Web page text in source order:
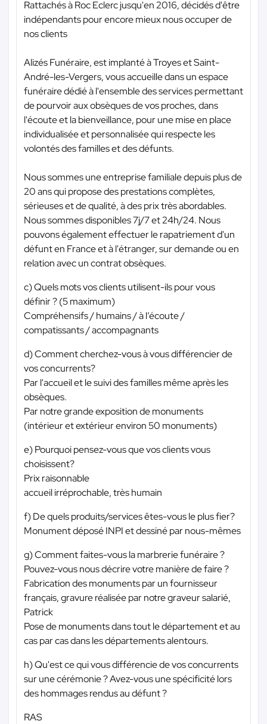
Rattachés à Roc Eclerc jusqu'en 2016, décidés d'être
indépendants pour encore mieux nous occuper de
nos clients
Alizés Funéraire, est implanté à Troyes et Saint-
André-les-Vergers, vous accueille dans un espace
funéraire dédié à l'ensemble des services permettant
de pourvoir aux obsèques de vos proches, dans
l'écoute et la bienveillance, pour une mise en place
individualisée et personnalisée qui respecte les
volontés des familles et des défunts.
Nous sommes une entreprise familiale depuis plus de
20 ans qui propose des prestations complètes,
sérieuses et de qualité, à des prix très abordables.
Nous sommes disponibles 7j/7 et 24h/24. Nous
pouvons également effectuer le rapatriement d'un
défunt en France et à l'étranger, sur demande ou en
relation avec un contrat obsèques.
c) Quels mots vos clients utilisent-ils pour vous
définir ? (5 maximum)
Compréhensifs / humains / à l’écoute /
compatissants / accompagnants
d) Comment cherchez-vous à vous différencier de
vos concurrents?
Par l'accueil et le suivi des familles même après les
obsèques.
Par notre grande exposition de monuments
(intérieur et extérieur environ 50 monuments)
e) Pourquoi pensez-vous que vos clients vous
choisissent?
Prix raisonnable
accueil irréprochable, très humain
f) De quels produits/services êtes-vous le plus fier?
Monument déposé INPI et dessiné par nous-mêmes
g) Comment faites-vous la marbrerie funéraire ?
Pouvez-vous nous décrire votre manière de faire ?
Fabrication des monuments par un fournisseur
français, gravure réalisée par notre graveur salarié,
Patrick
Pose de monuments dans tout le département et au
cas par cas dans les départements alentours.
h) Qu'est ce qui vous différencie de vos concurrents
sur une cérémonie ? Avez-vous une spécificité lors
des hommages rendus au défunt ?
RAS